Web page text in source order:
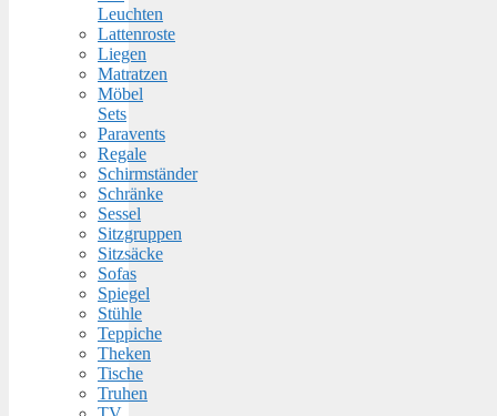
Leuchten
Lattenroste
Liegen
Matratzen
Möbel
Sets
Paravents
Regale
Schirmständer
Schränke
Sessel
Sitzgruppen
Sitzsäcke
Sofas
Spiegel
Stühle
Teppiche
Theken
Tische
Truhen